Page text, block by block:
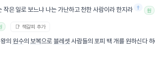
작은 일로 보느냐 나는 가난하고 천한 사람이라 한지라 † 원
📑 책갈피 추가
의 원수의 보복으로블레셋 사람들의 포피 백 개를 원하신다